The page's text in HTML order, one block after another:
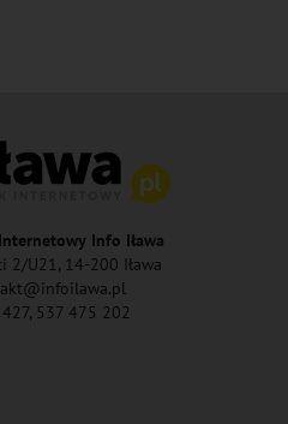
Info Iława
2/U21, 14-200 Iława
537 475 202